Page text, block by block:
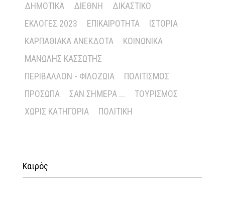
ΔΗΜΟΤΙΚΆ
ΔΙΕΘΝΉ
ΔΙΚΑΣΤΙΚΌ
ΕΚΛΟΓΈΣ 2023
ΕΠΙΚΑΙΡΌΤΗΤΑ
ΙΣΤΟΡΊΑ
ΚΑΡΠΑΘΙΑΚΆ ΑΝΈΚΔΟΤΑ
ΚΟΙΝΩΝΙΚΆ
ΜΑΝΏΛΗΣ ΚΑΣΣΏΤΗΣ
ΠΕΡΙΒΆΛΛΟΝ - ΦΙΛΟΖΩΊΑ
ΠΟΛΙΤΙΣΜΌΣ
ΠΡΌΣΩΠΑ
ΣΑΝ ΣΉΜΕΡΑ ...
ΤΟΥΡΙΣΜΌΣ
ΧΩΡΊΣ ΚΑΤΗΓΟΡΊΑ
ΠΟΛΙΤΙΚΉ
Καιρός